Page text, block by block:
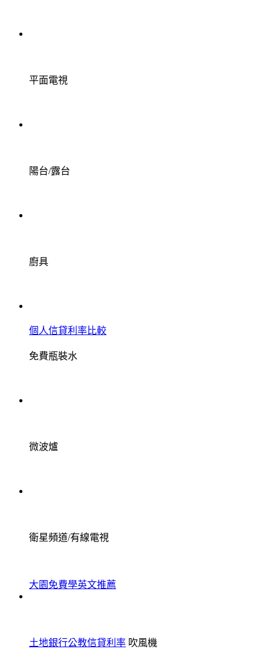
平面電視
陽台/露台
廚具
個人信貸利率比較
免費瓶裝水
微波爐
衛星頻道/有線電視
大園免費學英文推薦
土地銀行公教信貸利率 吹風機